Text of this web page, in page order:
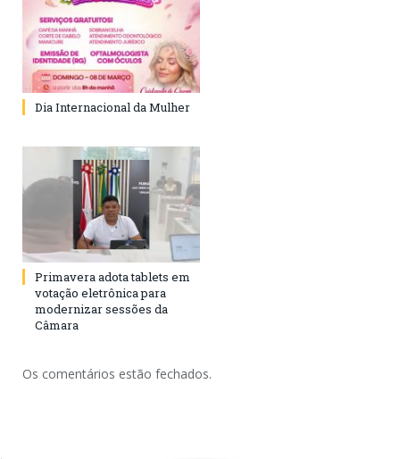
Dia Internacional da Mulher
Primavera adota tablets em
votação eletrônica para
modernizar sessões da
Câmara
Os comentários estão fechados.